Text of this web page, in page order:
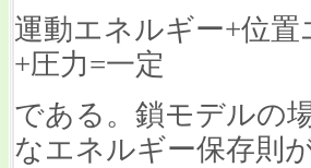
運動エネルギー+位置
+圧力=一定
である。鎖モデルの
なエネルギー保存則